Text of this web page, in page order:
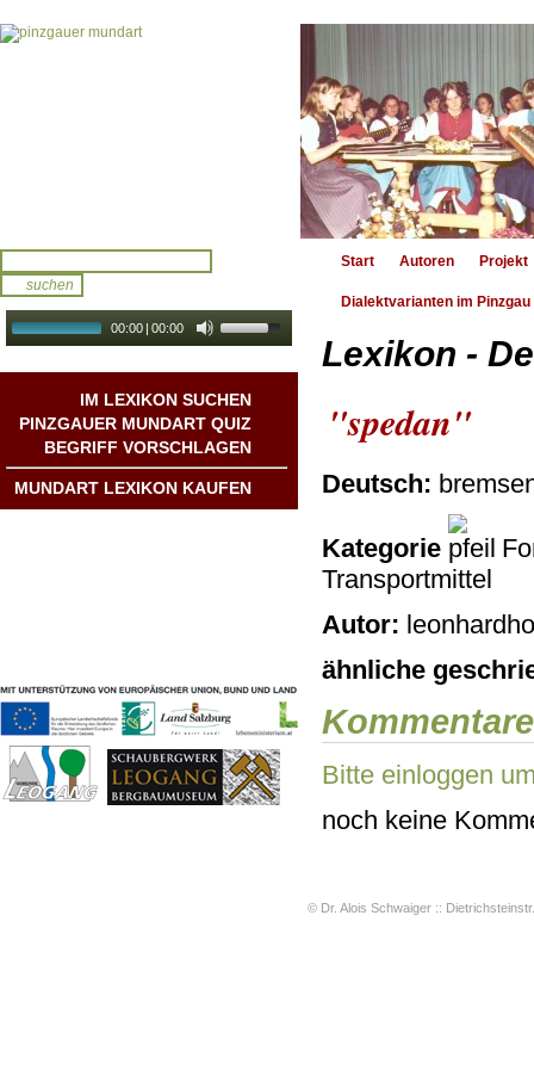
00:00 | 00:00
IM LEXIKON SUCHEN
PINZGAUER MUNDART QUIZ
BEGRIFF VORSCHLAGEN
MUNDART LEXIKON KAUFEN
Start Autoren Projekt
Dialektvarianten im Pinzgau
Lexikon -
"spedan"
Deutsch:
Kategorie
Transportmittel
Autor:
ähnliche
Kommentare
Bitte einloggen
noch keine
© Dr. Alois Schwaiger ::